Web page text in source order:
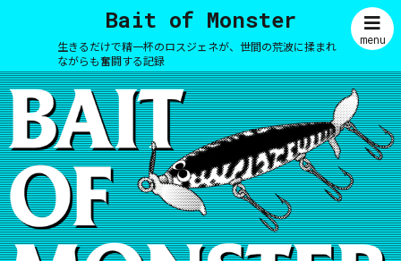
Bait of Monster
生きるだけで精一杯のロスジェネが、世間の荒波に揉まれ
ながらも奮闘する記録
menu